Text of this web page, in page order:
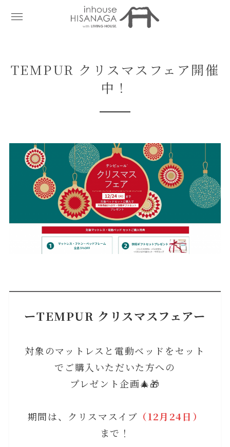
TEMPUR クリスマスフェア開催
中！
ーTEMPUR クリスマスフェアー
対象のマットレスと電動ベッドをセット
でご購入いただいた方への
プレゼント企画🎄🎁
期間は、クリスマスイブ （12月24日）
まで！